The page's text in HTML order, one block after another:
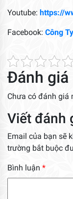
Youtube: https://
Facebook: Công
Đánh giá
Chưa có đánh giá
Viết đánh
Email của bạn sẽ
trường bắt buộc
Bình luận *